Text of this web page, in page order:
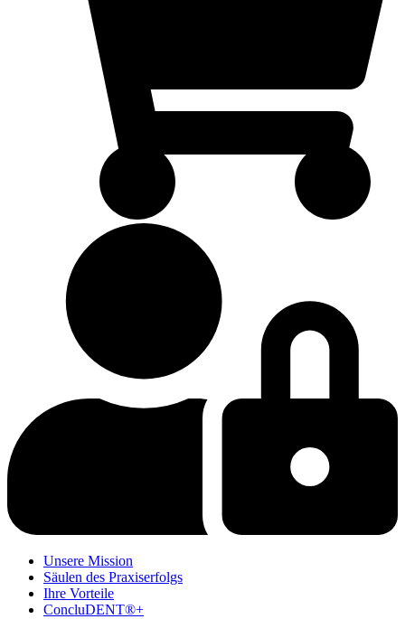
Unsere Mission
Säulen des Praxiserfolgs
Ihre Vorteile
ConcluDENT®+